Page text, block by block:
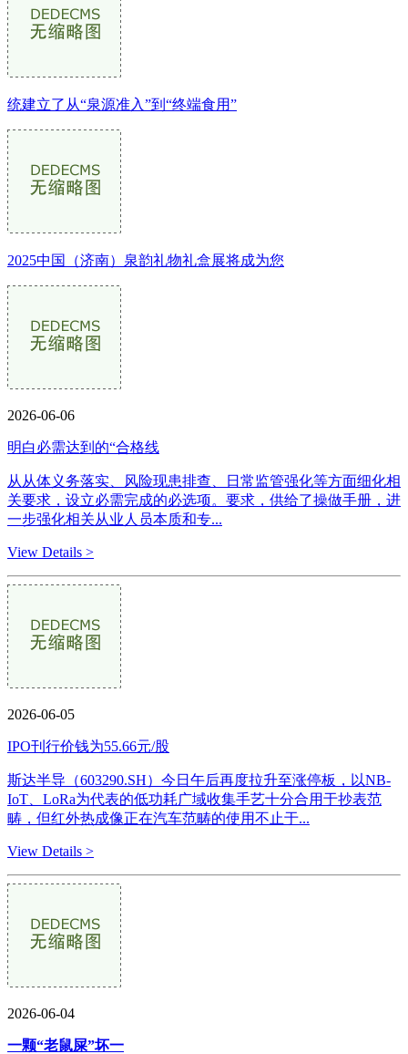
统建立了从“泉源准入”到“终端食用”
2025中国（济南）泉韵礼物礼盒展将成为您
2026-06-06
明白必需达到的“合格线
从从体义务落实、风险现患排查、日常监管强化等方面细化相
关要求，设立必需完成的必选项。要求，供给了操做手册，进
一步强化相关从业人员本质和专...
View Details >
2026-06-05
IPO刊行价钱为55.66元/股
斯达半导（603290.SH）今日午后再度拉升至涨停板，以NB-
IoT、LoRa为代表的低功耗广域收集手艺十分合用于抄表范
畴，但红外热成像正在汽车范畴的使用不止于...
View Details >
2026-06-04
一颗“老鼠屎”坏一